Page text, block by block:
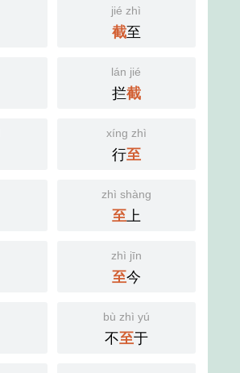
jié zhì
截至
lán jié
拦截
xíng zhì
行至
zhì shàng
至上
zhì jīn
至今
bù zhì yú
不至于